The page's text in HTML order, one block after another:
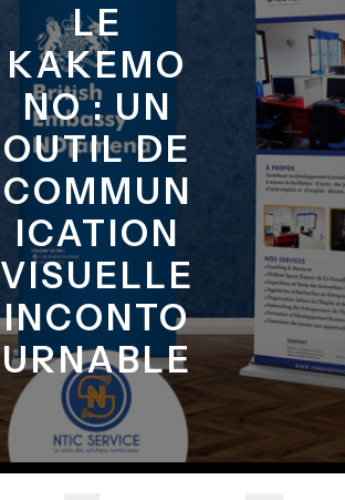
LE
KAKEMO
NO : UN
OUTIL DE
COMMUN
ICATION
VISUELLE
INCONTO
URNABLE